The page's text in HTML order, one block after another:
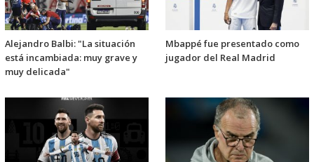
Alejandro Balbi: "La situación
está incambiada: muy grave y
muy delicada"
Mbappé fue presentado como
jugador del Real Madrid